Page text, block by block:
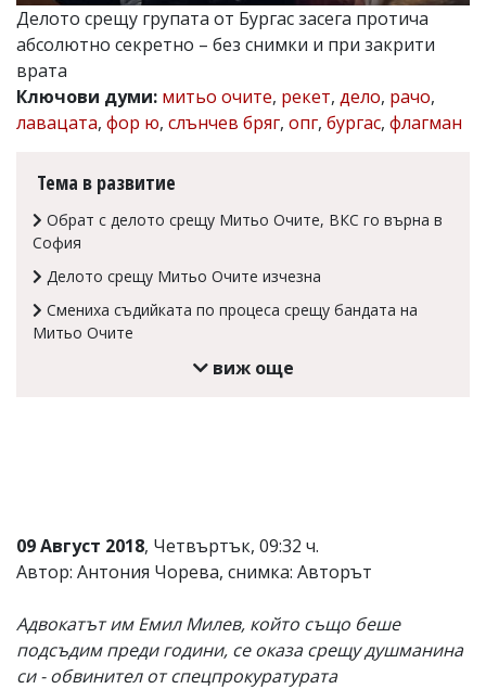
Коментарите
под
се
въвеждат
от
редакцията
носи
отговорност
тях!
откриете
обиден
Делото срещу групата от Бургас засега протича
абсолютно секретно – без снимки и при закрити
врата
Ключови думи: митьо очите, рекет, дело, рачо,
лавацата, фор ю, слънчев бряг, опг, бургас, флагман
Тема в развитие
Обрат с делото срещу Митьо Очите, ВКС го върна в
София
Делото срещу Митьо Очите изчезна
Смениха съдийката по процеса срещу бандата на
Митьо Очите
виж още
09 Август 2018, Четвъртък, 09:32 ч.
Автор: Антония Чорева, снимка: Авторът
Адвокатът им Емил Милев, който също беше
подсъдим преди години, се оказа срещу душманина
си - обвинител от спецпрокуратурата